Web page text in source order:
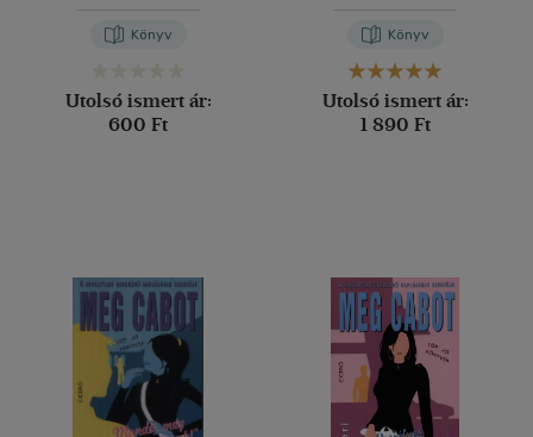
Könyv
Utolsó ismert ár:
600 Ft
Könyv
Utolsó ismert ár:
1 890 Ft